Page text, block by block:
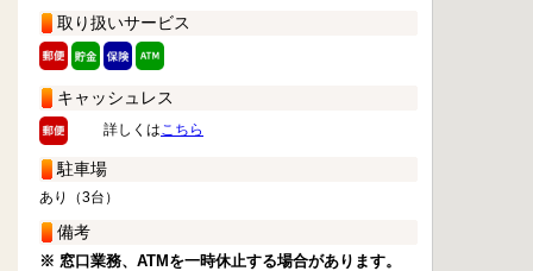
取り扱いサービス
キャッシュレス
詳しくはこちら
駐車場
あり（3台）
備考
※ 窓口業務、ATMを一時休止する場合があります。